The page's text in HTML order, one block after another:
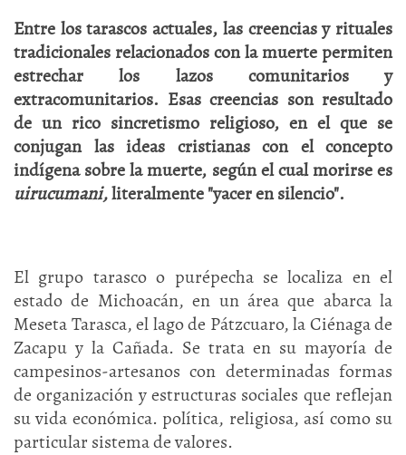
Entre los tarascos actuales, las creencias y rituales
tradicionales relacionados con la muerte permiten
estrechar los lazos comunitariosy
extracomunitarios. Esas creencias son resultado
de un rico sincretismo religioso, en el que se
conjugan las ideas cristianas con el concepto
indígena sobrelamuerte, según el cual morirse es
uirucumani,literalmente "yacer en silencio".
El grupo tarasco o purépecha se localiza en el
estado de Michoacán, en un área que abarca la
Meseta Tarasca, el lago de Pátzcuaro, la Ciénaga de
Zacapu y la Cañada. Se trata en su mayoría de
campesinos-artesanos con determinadas formas
de organización y estructuras sociales que reflejan
su vida económica. política, religiosa, así como su
particular sistema de valores.